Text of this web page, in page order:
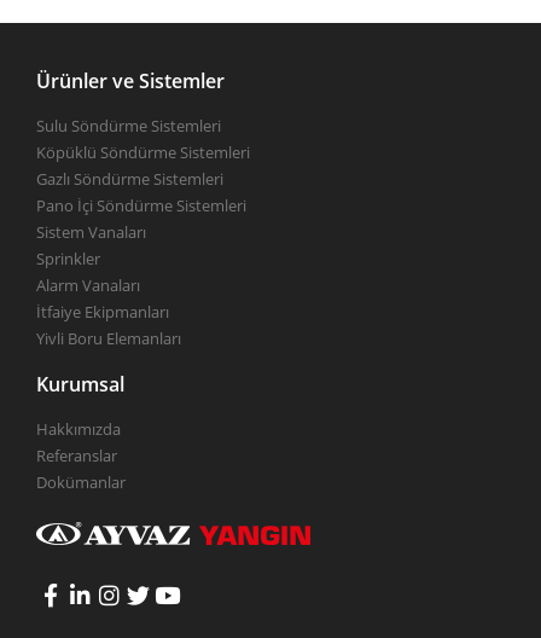
Ürünler ve Sistemler
Sulu Söndürme Sistemleri
Köpüklü Söndürme Sistemleri
Gazlı Söndürme Sistemleri
Pano İçi Söndürme Sistemleri
Sistem Vanaları
Sprinkler
Alarm Vanaları
İtfaiye Ekipmanları
Yivli Boru Elemanları
Kurumsal
Hakkımızda
Referanslar
Dokümanlar